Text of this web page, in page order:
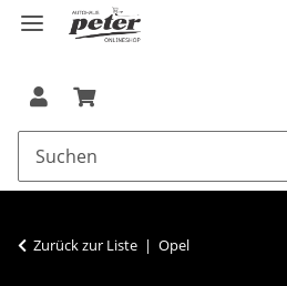
Zurück zur Liste Opel